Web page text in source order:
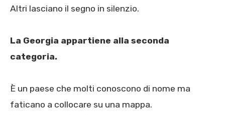
Altri lasciano il segno in silenzio.
La Georgia appartiene alla seconda
categoria.
È un paese che molti conoscono di nome ma
faticano a collocare su una mappa.